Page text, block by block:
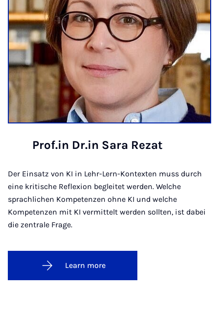
Prof.in Dr.in Sara Rezat
Der Einsatz von KI in Lehr-Lern-Kontexten muss durch
eine kritische Reflexion begleitet werden. Welche
sprachlichen Kompetenzen ohne KI und welche
Kompetenzen mit KI vermittelt werden sollten, ist dabei
die zentrale Frage.
Learn more